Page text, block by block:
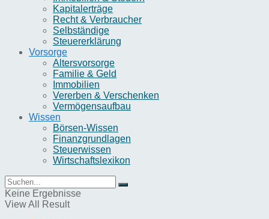
Kapitalerträge
Recht & Verbraucher
Selbständige
Steuererklärung
Vorsorge
Altersvorsorge
Familie & Geld
Immobilien
Vererben & Verschenken
Vermögensaufbau
Wissen
Börsen-Wissen
Finanzgrundlagen
Steuerwissen
Wirtschaftslexikon
Keine Ergebnisse
View All Result